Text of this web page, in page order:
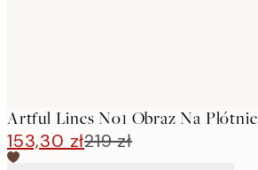
Artful Lines No1 Obraz Na Płótnie
153,30 zł219 zł